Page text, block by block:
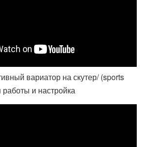
вариатор на скутер/ (sports
и настройка